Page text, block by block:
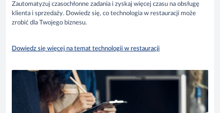
Zautomatyzuj czasochłonne zadania i zyskaj więcej czasu na obsługę
klienta i sprzedaży. Dowiedz się, co technologia w restauracji może
zrobić dla Twojego biznesu.
Dowiedz się więcej na temat technologii w restauracji